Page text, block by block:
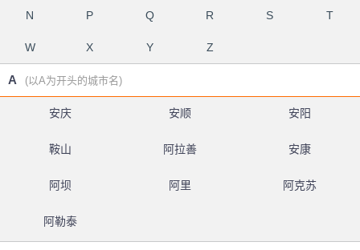
N P Q R S T
W X Y Z
A (以A为开头的城市名)
安庆 安顺 安阳
鞍山 阿拉善 安康
阿坝 阿里 阿克苏
阿勒泰